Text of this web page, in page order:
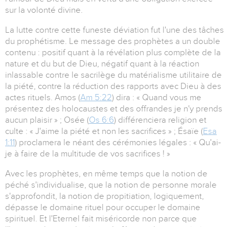
sur la volonté divine.
La lutte contre cette funeste déviation fut l'une des tâches
du prophétisme. Le message des prophètes a un double
contenu : positif quant à la révélation plus complète de la
nature et du but de Dieu, négatif quant à la réaction
inlassable contre le sacrilège du matérialisme utilitaire de
la piété, contre la réduction des rapports avec Dieu à des
actes rituels. Amos (Am 5:22) dira : « Quand vous me
présentez des holocaustes et des offrandes je n'y prends
aucun plaisir » ; Osée (Os 6:6) différenciera religion et
culte : « J'aime la piété et non les sacrifices » ; Ésaïe (Esa
1:11) proclamera le néant des cérémonies légales : « Qu'ai-
je à faire de la multitude de vos sacrifices ! »
Avec les prophètes, en même temps que la notion de
péché s'individualise, que la notion de personne morale
s'approfondit, la notion de propitiation, logiquement,
dépasse le domaine rituel pour occuper le domaine
spirituel. Et l'Eternel fait miséricorde non parce que